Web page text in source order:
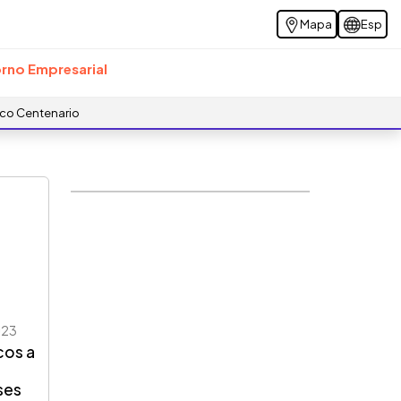
Mapa Esp
Empresarial
Centenario
a